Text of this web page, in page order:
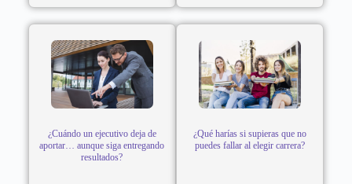
¿Cuándo un ejecutivo deja de
aportar… aunque siga entregando
resultados?
¿Qué harías si supieras que no
puedes fallar al elegir carrera?